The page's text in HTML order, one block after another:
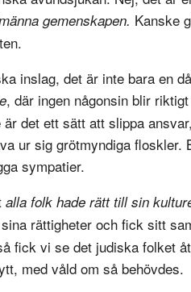
gemenskapen. Kanske
inslag, det är inte bara en
, där ingen någonsin blir
det ett sätt att slippa
ur sig grötmyndiga
sympatier.
alla folk hade rätt till sin
rättigheter och fick sitt
fick vi se det judiska folket
med våld om så behövdes.